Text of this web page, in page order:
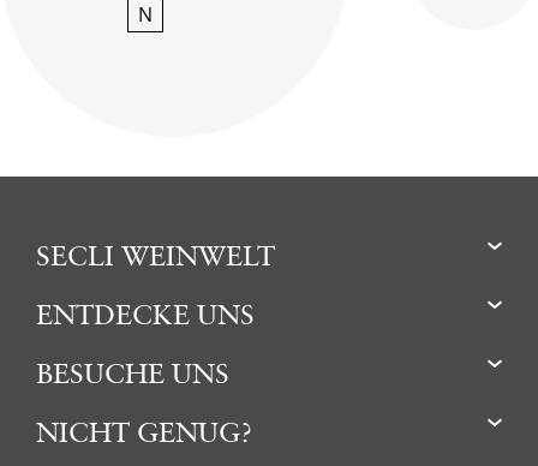
N
SECLI WEINWELT
ENTDECKE UNS
BESUCHE UNS
NICHT GENUG?